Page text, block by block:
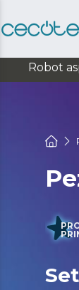
Robot